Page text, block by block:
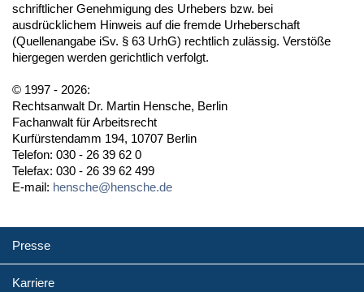
schriftlicher Genehmigung des Urhebers bzw. bei
ausdrücklichem Hinweis auf die fremde Urheberschaft
(Quellenangabe iSv. § 63 UrhG) rechtlich zulässig. Verstöße
hiergegen werden gerichtlich verfolgt.
© 1997 - 2026:
Rechtsanwalt Dr. Martin Hensche, Berlin
Fachanwalt für Arbeitsrecht
Kurfürstendamm 194, 10707 Berlin
Telefon: 030 - 26 39 62 0
Telefax: 030 - 26 39 62 499
E-mail: hensche@hensche.de
Presse
Karriere